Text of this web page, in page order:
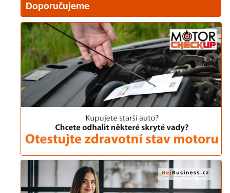
Doporučujeme